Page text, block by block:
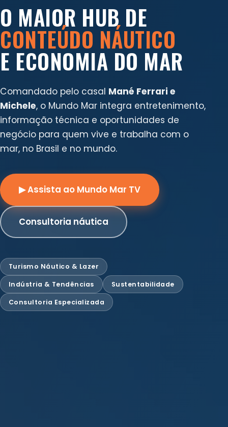
O MAIOR HUB DE
CONTEÚDO NÁUTICO
E ECONOMIA DO MAR
Comandado pelo casal Mané Ferrari e
Michele, o Mundo Mar integra entretenimento,
informação técnica e oportunidades de
negócio para quem vive e trabalha com o
mar, no Brasil e no mundo.
▶ Assista ao Mundo Mar TV
Consultoria náutica
Turismo Náutico & Lazer
Indústria & Tendências Sustentabilidade
Consultoria Especializada